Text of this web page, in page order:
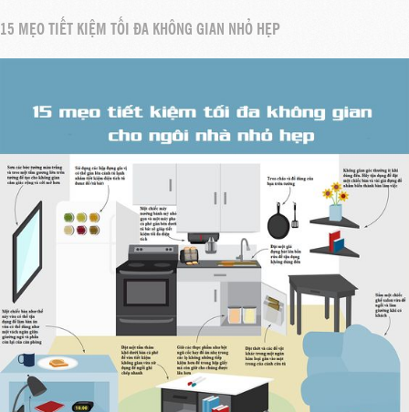
15 MẸO TIẾT KIỆM TỐI ĐA KHÔNG GIAN NHỎ HẸP